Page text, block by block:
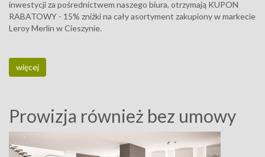
inwestycji za pośrednictwem naszego biura, otrzymają KUPON
RABATOWY - 15% zniżki na cały asortyment zakupiony w markecie
Leroy Merlin w Cieszynie.
więcej
Prowizja również bez umowy